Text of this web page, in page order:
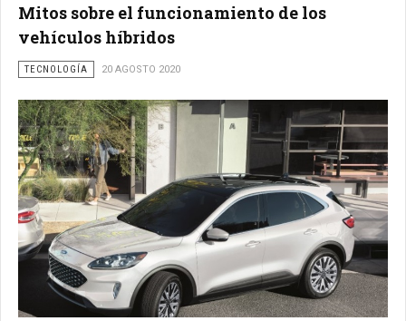
Mitos sobre el funcionamiento de los
vehículos híbridos
TECNOLOGÍA 20 AGOSTO 2020